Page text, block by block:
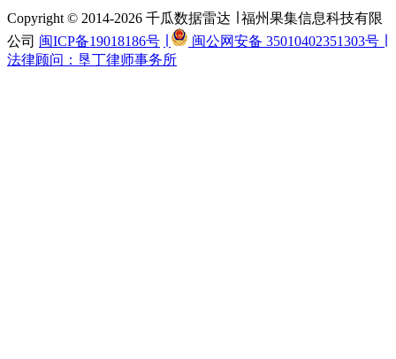
Copyright © 2014-2026 千瓜数据雷达 ∣ 福州果集信息科技有限
公司 闽ICP备19018186号
闽公网安备 35010402351303号 ∣
法律顾问：垦丁律师事务所